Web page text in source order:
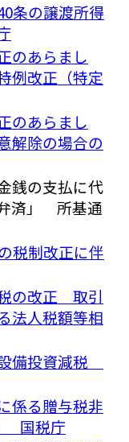
条の譲渡所得
のあらまし
例改正（特定
のあらまし
解除の場合の
銭の支払に代
済」 所基通
税制改正に伴
の改正 取引
法人税額等相
備投資減税
係る贈与税非
国税庁